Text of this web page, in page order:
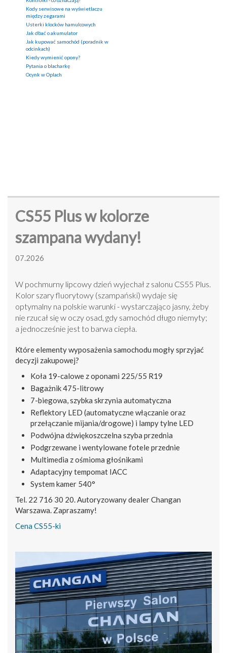
Kody serwisowe na wyświetlaczu
między zegarami
Usterki klocków hamulcowych
Jak dbać o akumulator
Jak kupować samochód (poradnik w
odcinkach)
Kiedy wymienić opony?
Pytania o blacharkę
Ocynk w Oplach
CS55 Plus w kolorze
szampana wydany!
07.2026
W pochmurny lipcowy dzień wyjechał z salonu CS55 Plus.
Kolor szary fluorytowy (szampański) wydaje się
optymalny na polskie warunki - wystarczająco jasny, żeby
nie rzucał się w oczy osad, gdy samochód długo niemyty;
a jednocześnie jest to barwa ciepła.
Które elementy wyposażenia samochodu mogły sprzyjać
decyzji zakupowej?
Koła 19-calowe z oponami 225/55 R19
Bagażnik 475-litrowy
7-biegowa, szybka skrzynia automatyczna
Reflektory LED (automatyczne włączanie oraz
przełączanie mijania/drogowe) i lampy tylne LED
Podwójna dźwiękoszczelna szyba przednia
Podgrzewane i wentylowane fotele przednie
Multimedia z ośmioma głośnikami
Adaptacyjny tempomat IACC
System kamer 540°
Tel. 22 716 30 20. Autoryzowany dealer Changan
Warszawa. Zapraszamy!
Cena CS55-ki